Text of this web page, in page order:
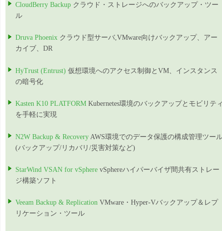
CloudBerry Backup クラウド・ストレージへのバックアップ・ツー
ル
Druva Phoenix クラウド型サーバ,VMware向けバックアップ、アー
カイブ、DR
HyTrust (Entrust) 仮想環境へのアクセス制御とVM、インスタンス
の暗号化
Kasten K10 PLATFORM Kubernetes環境のバックアップとモビリテ
を手軽に実現
N2W Backup & Recovery AWS環境でのデータ保護の構成管理ツー
(バックアップ/リカバリ/災害対策など)
StarWind VSAN for vSphere vSphereハイパーバイザ間共有ストレー
ジ構築ソフト
Veeam Backup & Replication VMware・Hyper-Vバックアップ＆レプ
リケーション・ツール